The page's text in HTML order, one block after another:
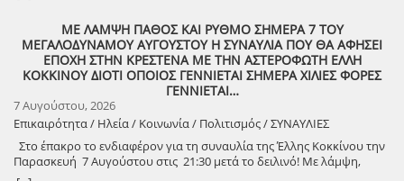
προϋπολογισμού 1,25 εκατομμυρίων ευρώ. Έπειτα από αυτοψία που
Λέντζας, μαζί με κλιμάκιο της Τεχνικής Υπηρεσίας και εκπροσώπους
της δημοτικής αρχής, διαπιστώθηκε πως οι παρεμβάσεις προχωρούν
άμεσα και αυστηρά εντός των χρονοδιαγραμμάτων. ​Το έργο
χρηματοδοτείται από το Εθνικό Πρόγραμμα Ανάπτυξης και στο
πλαίσιο των εξειδικευμένων εργασιών πραγματοποιήθηκαν
εκσκαφές για την απομάκρυνση των χαλαρών εδαφών,
κατασκευάστηκε ισχυρός τοίχος αντιστήριξης και τοποθετήθηκε
γεωύφασμα οπλισμένης γης, και συρματοκιβώτια καθώς και
οπλισμένο επίχωμα με ειδικό κοκκώδες υλικό. ​Ο Δήμαρχος Γιάννης
Λέντζας δήλωσε ικανοποιημένος από την εξέλιξη των εργασιών,
ΜΕ ΛΑΜΨΗ ΠΑΘΟΣ ΚΑΙ ΡΥΘΜΟ ΣΗΜΕΡΑ 7 ΤΟΥ
ΜΕΓΑΛΟΔΥΝΑΜΟΥ ΑΥΓΟΥΣΤΟΥ Η ΣΥΝΑΥΛΙΑ ΠΟΥ ΘΑ ΑΦΗΣΕΙ
ΕΠΟΧΗ ΣΤΗΝ ΚΡΕΣΤΕΝΑ ΜΕ ΤΗΝ ΑΣΤΕΡΟΦΩΤΗ ΕΛΛΗ
ΚΟΚΚΙΝΟΥ ΔΙΟΤΙ ΟΠΟΙΟΣ ΓΕΝΝΙΕΤΑΙ ΣΗΜΕΡΑ ΧΙΛΙΕΣ ΦΟΡΕΣ
ΓΕΝΝΙΕΤΑΙ…
7 Αυγούστου, 2026
Επικαιρότητα / Ηλεία / Κοινωνία / Πολιτισμός / ΣΥΝΑΥΛΙΕΣ
Στο έπακρο το ενδιαφέρον για τη συναυλία της Έλλης Κοκκίνου την
Παρασκευή 7 Αυγούστου στις 21:30 μετά το δειλινό! Με λάμψη,
πάθος και ρυθμό! Στο χώρο Γιορτής Σταφίδας Κρεστένων με